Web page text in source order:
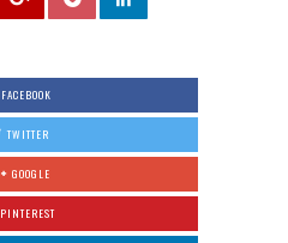
FACEBOOK
TWITTER
GOOGLE
PINTEREST